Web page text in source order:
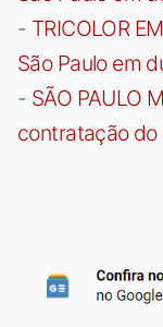
- TRICOLOR
São Paulo em
- SÃO PAULO
contratação do